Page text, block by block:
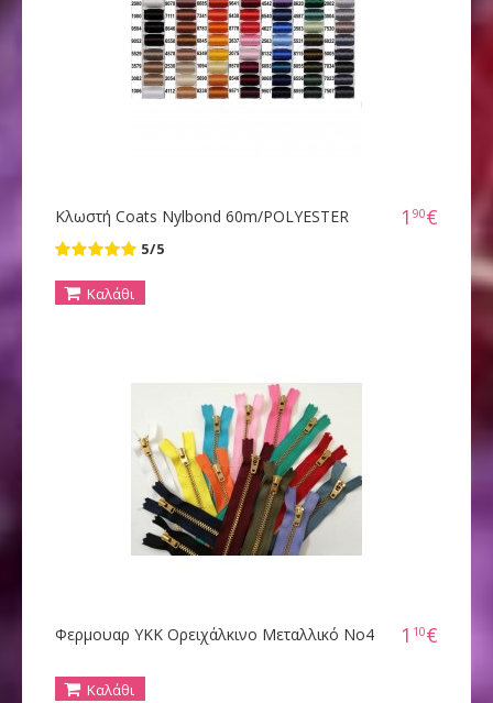
Κλωστή Coats Nylbond 60m/POLYESTER 1 90€
5/5
Καλάθι
Φερμουαρ YKK Ορειχάλκινο Μεταλλικό Νο4 1 10€
Καλάθι